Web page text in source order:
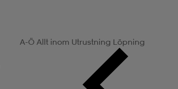
A-Ö Allt inom Utrustning Löpning